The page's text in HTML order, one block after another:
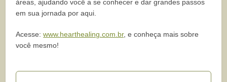
áreas, ajudando você a se conhecer e dar grandes passos
em sua jornada por aqui.
Acesse:www.hearthealing.com.br, e conheça mais sobre
você mesmo!